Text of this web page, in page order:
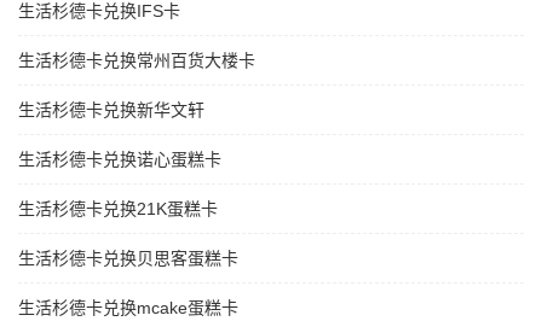
生活杉德卡兑换IFS卡
生活杉德卡兑换常州百货大楼卡
生活杉德卡兑换新华文轩
生活杉德卡兑换诺心蛋糕卡
生活杉德卡兑换21K蛋糕卡
生活杉德卡兑换贝思客蛋糕卡
生活杉德卡兑换mcake蛋糕卡